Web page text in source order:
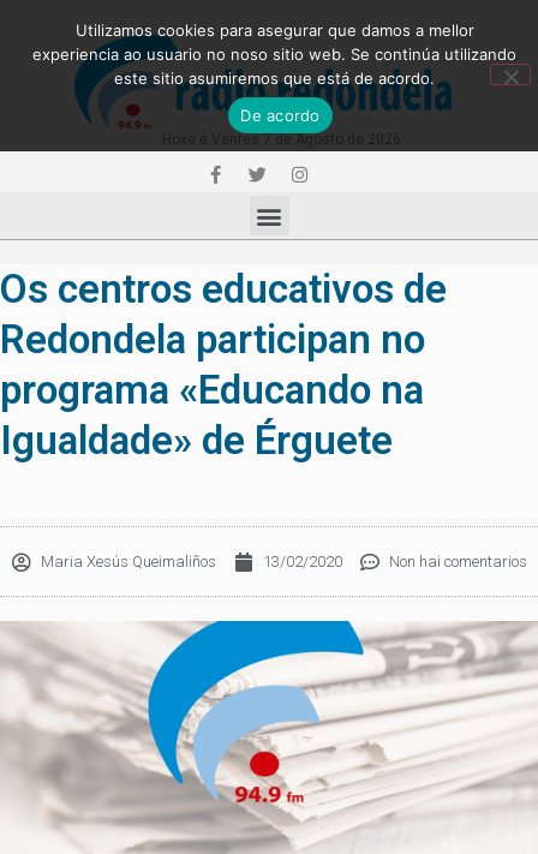
Os centros educativos de
Redondela participan no
programa «Educando na
Igualdade» de Érguete
Maria Xesús Queimaliños 13/02/2020 Non hai comentarios
Utilizamos cookies para asegurar que damos a mellor
experiencia ao usuario no noso sitio web. Se continúa utilizando
este sitio asumiremos que está de acordo.
De acordo